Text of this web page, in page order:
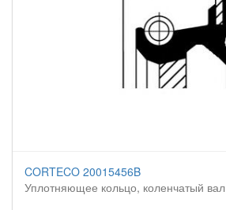
CORTECO 20015456B
Уплотняющее кольцо, коленчатый вал